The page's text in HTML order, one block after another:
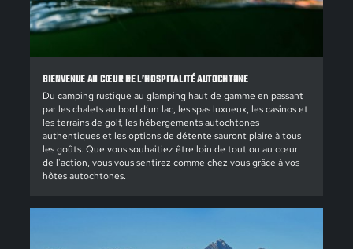
BIENVENUE AU CŒUR DE L’HOSPITALITÉ AUTOCHTONE
Du camping rustique au glamping haut de gamme en passant
par les chalets au bord d’un lac, les spas luxueux, les casinos et
les terrains de golf, les hébergements autochtones
authentiques et les options de détente sauront plaire à tous
les goûts. Que vous souhaitiez être loin de tout ou au cœur
de l'action, vous vous sentirez comme chez vous grâce à vos
hôtes autochtones.